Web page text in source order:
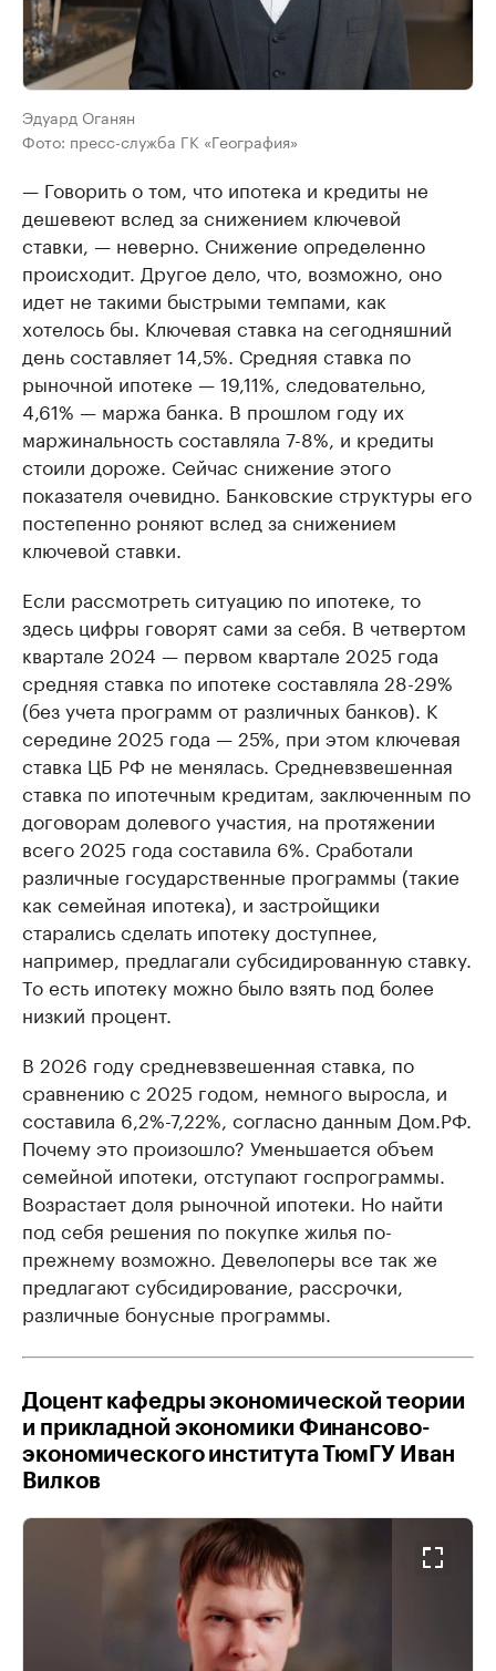
Эдуард Оганян
Фото: пресс-служба ГК «География»
— Говорить о том, что ипотека и кредиты не
дешевеют вслед за снижением ключевой
ставки, — неверно. Снижение определенно
происходит. Другое дело, что, возможно, оно
идет не такими быстрыми темпами, как
хотелось бы. Ключевая ставка на сегодняшний
день составляет 14,5%. Средняя ставка по
рыночной ипотеке — 19,11%, следовательно,
4,61% — маржа банка. В прошлом году их
маржинальность составляла 7-8%, и кредиты
стоили дороже. Сейчас снижение этого
показателя очевидно. Банковские структуры его
постепенно роняют вслед за снижением
ключевой ставки.
Если рассмотреть ситуацию по ипотеке, то
здесь цифры говорят сами за себя. В четвертом
квартале 2024 — первом квартале 2025 года
средняя ставка по ипотеке составляла 28-29%
(без учета программ от различных банков). К
середине 2025 года — 25%, при этом ключевая
ставка ЦБ РФ не менялась. Средневзвешенная
ставка по ипотечным кредитам, заключенным по
договорам долевого участия, на протяжении
всего 2025 года составила 6%. Сработали
различные государственные программы (такие
как семейная ипотека), и застройщики
старались сделать ипотеку доступнее,
например, предлагали субсидированную ставку.
То есть ипотеку можно было взять под более
низкий процент.
В 2026 году средневзвешенная ставка, по
сравнению с 2025 годом, немного выросла, и
составила 6,2%-7,22%, согласно данным Дом.РФ.
Почему это произошло? Уменьшается объем
семейной ипотеки, отступают госпрограммы.
Возрастает доля рыночной ипотеки. Но найти
под себя решения по покупке жилья по-
прежнему возможно. Девелоперы все так же
предлагают субсидирование, рассрочки,
различные бонусные программы.
Доцент кафедры экономической теории
и прикладной экономики Финансово-
экономического института ТюмГУ Иван
Вилков